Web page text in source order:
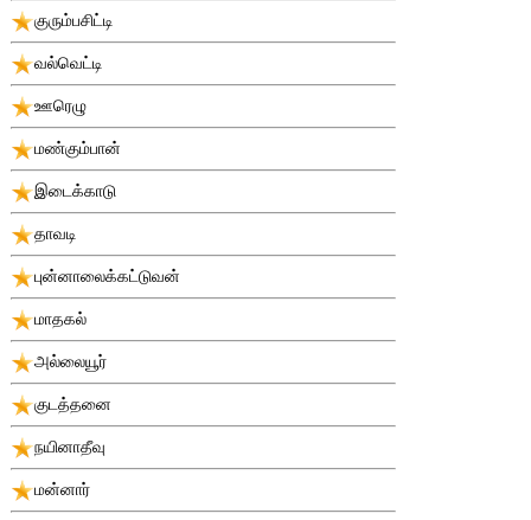
குரும்பசிட்டி
வல்வெட்டி
ஊரெழு
மண்கும்பான்
இடைக்காடு
தாவடி
புன்னாலைக்கட்டுவன்
மாதகல்
அல்லையூர்
குடத்தனை
நயினாதீவு
மன்னார்